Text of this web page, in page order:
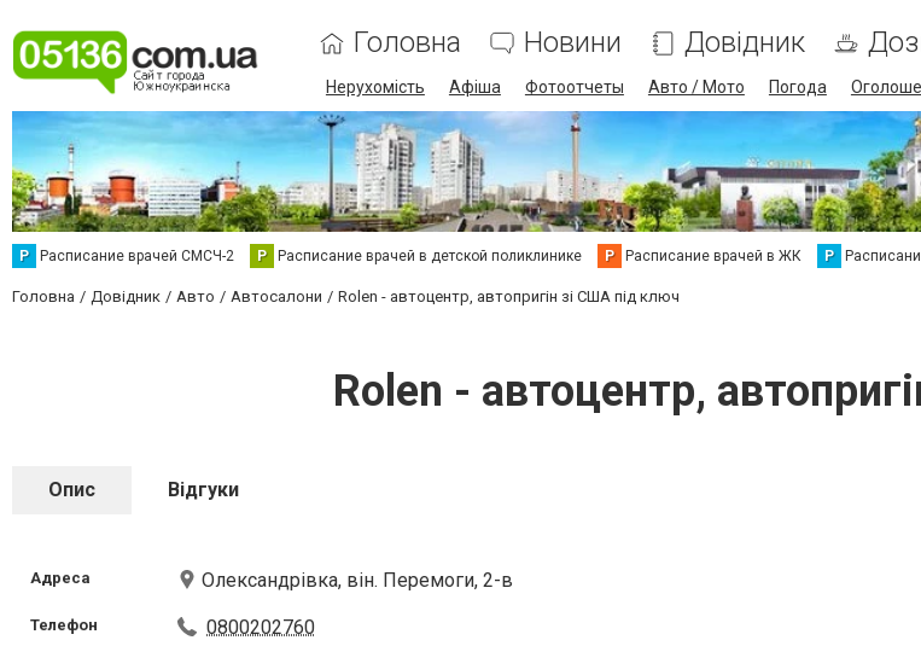
Головна Новини Довідник
Нерухомість Афіша Фотоотчеты Авто / Мото Погода
Р Расписание врачей СМСЧ-2 Р Расписание врачей в детской поликлинике Р Расписание врачей в ЖК Р
Головна Довідник Авто Автосалони Rolen - автоцентр, автопригін зі США під ключ
Rolen - автоцентр,
Опис Відгуки
Адреса Олександрівка, він. Перемоги, 2-в
Телефон 0800202760